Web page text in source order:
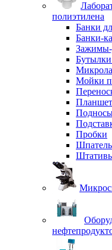
полиэтилена
Банки
Банки-
Зажимы-
Бутылки
Мойки
Пробки